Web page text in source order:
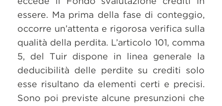
essere. Ma prima della fase di conteggio,
occorre un’attenta e rigorosa verifica sulla
qualità della perdita. L’articolo 101, comma
5, del Tuir dispone in linea generale la
deducibilità delle perdite su crediti solo
esse risultano da elementi certi e precisi.
Sono poi previste alcune presunzioni che